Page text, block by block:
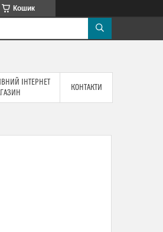
Кошик
ІНТЕРНЕТ
КОНТАКТИ